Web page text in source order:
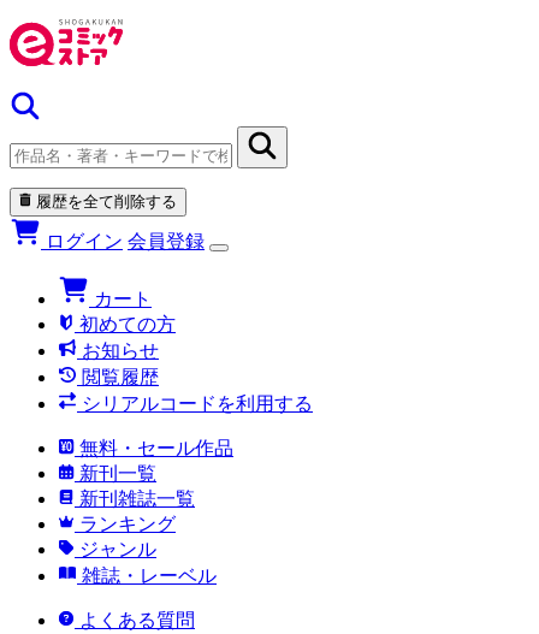
履歴を全て削除する
ログイン 会員登録
カート
初めての方
お知らせ
閲覧履歴
シリアルコードを利用する
無料・セール作品
新刊一覧
新刊雑誌一覧
ランキング
ジャンル
雑誌・レーベル
よくある質問